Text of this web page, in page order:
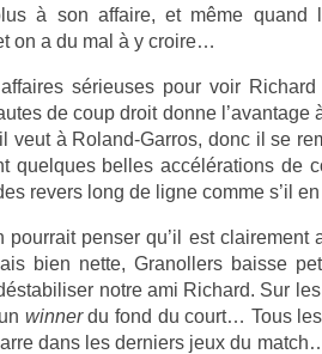
à son af­faire, et même quand
on a du mal à y croire…
sérieuses pour voir
de coup droit donne
veut à Roland-Garros, donc il se
quel­ques be­lles accéléra­tions de
re­v­ers long de ligne comme s’il
pour­rait pens­er qu’il est claire­ment
bien nette, Granoll­ers bais­se
notre ami Ric­hard. Sur
winn­erdu fond du court… Tous
dans les de­rni­ers jeux du